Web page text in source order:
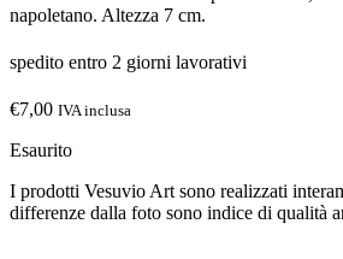
napoletano. Altezza 7 cm.
spedito entro 2 giorni lavorativi
€7,00 IVA inclusa
Esaurito
I prodotti Vesuvio Art sono realizzati
differenze dalla foto sono indice di qualità